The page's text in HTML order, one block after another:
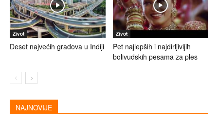
Život
Deset najvećih gradova u Indiji
Život
Pet najlepših i najdirljivijih
bolivudskih pesama za ples
NAJNOVIJE